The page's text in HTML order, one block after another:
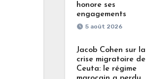
honore ses
engagements
5 août 2026
Jacob Cohen sur la
crise migratoire de
Ceuta: le régime